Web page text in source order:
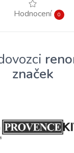
Hodnocení 0
značek